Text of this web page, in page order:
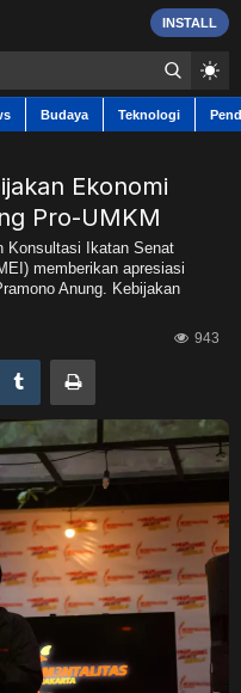
INSTALL
Budaya Teknologi
Ekonomi
Pro-UMKM
Konsultasi Ikatan Senat
memberikan apresiasi
Anung. Kebijakan
943